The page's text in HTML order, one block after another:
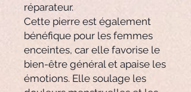
réparateur.
Cette pierre est également
bénéfique pour les femmes
enceintes, car elle favorise le
bien-être général et apaise les
émotions. Elle soulage les